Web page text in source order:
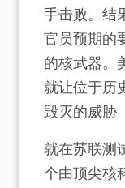
手击败。结
官员预期的
的核武器。
就让位于历
毁灭的威胁
就在苏联测
个由顶尖核